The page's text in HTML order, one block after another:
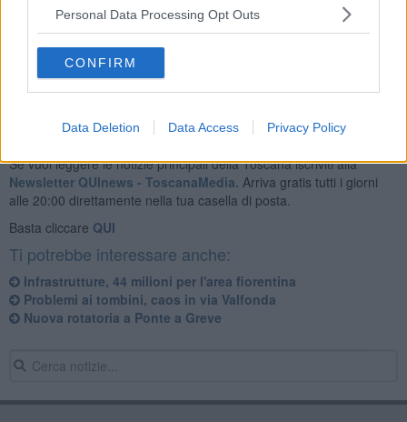
Personal Data Processing Opt Outs
CONFIRM
Data Deletion Data Access Privacy Policy
Se vuoi leggere le notizie principali della Toscana iscriviti alla
Newsletter QUInews - ToscanaMedia. Arriva gratis tutti i giorni
alle 20:00 direttamente nella tua casella di posta.
Basta cliccare QUI
Ti potrebbe interessare anche:
Infrastrutture, 44 milioni per l'area fiorentina
Problemi ai tombini, caos in via Valfonda
Nuova rotatoria a Ponte a Greve